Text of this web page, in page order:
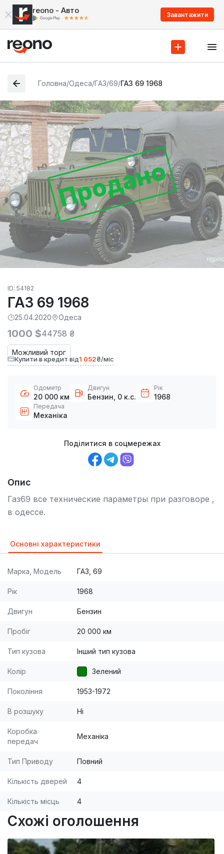
reono - Авто Завантажити
Головна/Одеса/ГАЗ/69/ГАЗ 69 1968
Продано
ID: 54182
ГАЗ 69 1968
25.04.2020 Одеса
Можливий торг
1000 $44758 ₴
Купити в кредит від1 052₴/міс
Одометр
20 000 км
Двигун
Бензин, 0 к.с.
Рік
1968
Передача
Механіка
Поділитися в соцмережах
Опис
Газ69 все технические параметры при разговоре ,
в одессе.
Основні характеристики
Марка, Модель ГАЗ, 69
Рік 1968
Двигун Бензин
Пробіг 20 000 км
Тип кузова Інший тип кузова
Колір Зелений
Покоління 1953-1972
В розшуку Ні
Коробка
передач
Механіка
Тип Приводу Повний
Кількість дверей 4
Кількість місць 4
Схожі оголошення